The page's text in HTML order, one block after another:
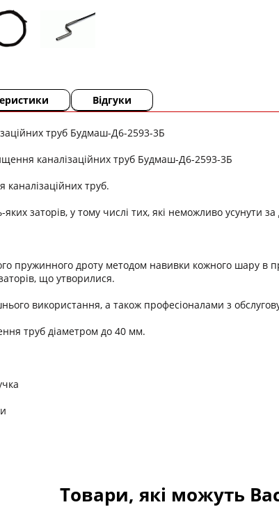
Відгуки
труб Будмаш-Д6-2593-3Б
каналізаційних труб Будмаш-Д6-2593-3Б
труб.
заторів, у тому числі тих, які неможливо усунути
пружинного дроту методом навивки кожного шару в
що утворилися.
використання, а також професіоналами з
труб діаметром до 40 мм.
Товари, які можуть